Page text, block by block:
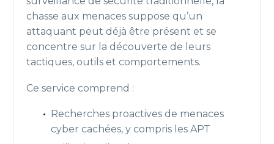
chasse aux menaces suppose qu’un
attaquant peut déjà être présent et se
concentre sur la découverte de leurs
tactiques, outils et comportements.
Ce service comprend :
Recherches proactives de menaces
cyber cachées, y compris les APT